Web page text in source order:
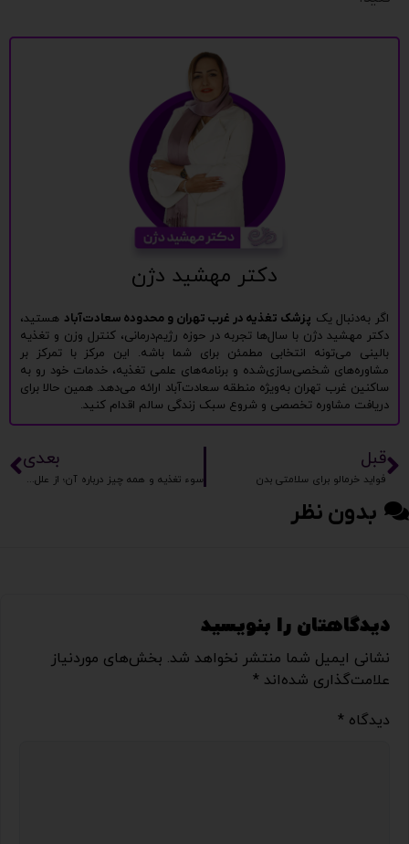
دکتر مهشید دژن
اگر به‌دنبال یک پزشک تغذیه در غرب تهران و محدوده سعادت‌آباد هستید،
دکتر مهشید دژن با سال‌ها تجربه در حوزه رژیم‌درمانی، کنترل وزن و تغذیه
بالینی می‌تونه انتخابی مطمئن برای شما باشه. این مرکز با تمرکز بر
مشاوره‌های شخصی‌سازی‌شده و برنامه‌های علمی تغذیه، خدمات خود رو به
ساکنین غرب تهران به‌ویژه منطقه سعادت‌آباد ارائه می‌دهد. همین حالا برای
دریافت مشاوره تخصصی و شروع سبک زندگی سالم اقدام کنید.
قبل
فواید خرمالو برای سلامتی بدن
بعدی
سوء تغذیه و همه چیز درباره آن؛ از علل بیماری تا درمان آن
بدون نظر
دیدگاهتان را بنویسید
نشانی ایمیل شما منتشر نخواهد شد. بخش‌های موردنیاز
علامت‌گذاری شده‌اند *
دیدگاه *